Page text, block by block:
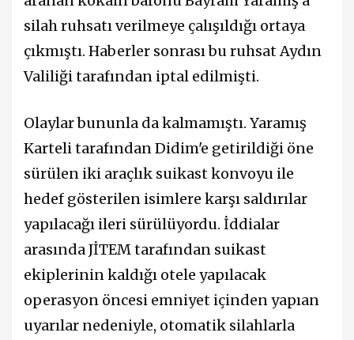
silah ruhsatı verilmeye çalışıldığı ortaya
çıkmıştı. Haberler sonrası bu ruhsat Aydın
Valiliği tarafından iptal edilmişti.
Olaylar bununla da kalmamıştı. Yaramış
Karteli tarafından Didim'e getirildiği öne
sürülen iki araçlık suikast konvoyu ile
hedef gösterilen isimlere karşı saldırılar
yapılacağı ileri sürülüyordu. İddialar
arasında JİTEM tarafından suikast
ekiplerinin kaldığı otele yapılacak
operasyon öncesi emniyet içinden yapıan
uyarılar nedeniyle, otomatik silahlarla